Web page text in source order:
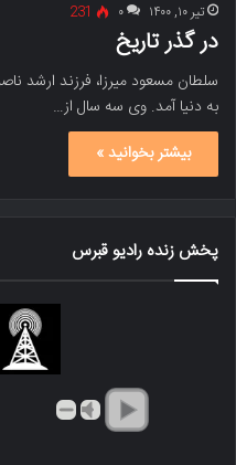
تیر ۱۰, ۱۴۰۰ ۰ 231
در گذر تاریخ
به دنیا آمد. وی سه سال از…
بیشتر بخوانید »
پخش زنده رادیو قبرس